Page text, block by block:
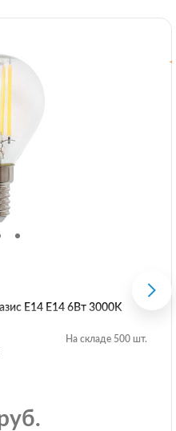
E14 E14 6Вт 3000K
На складе 500 шт.